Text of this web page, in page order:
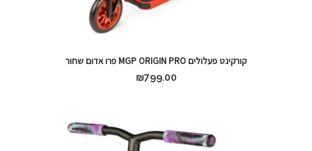
קורקינט פעלולים MGP ORIGIN PRO פרו אדום שחור
₪799.00